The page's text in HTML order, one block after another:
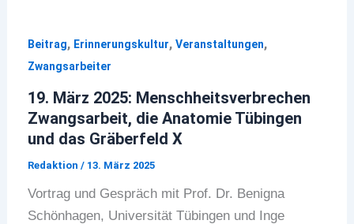
Beitrag, Erinnerungskultur, Veranstaltungen,
Zwangsarbeiter
19. März 2025: Menschheitsverbrechen
Zwangsarbeit, die Anatomie Tübingen
und das Gräberfeld X
Redaktion / 13. März 2025
Vortrag und Gespräch mit Prof. Dr. Benigna
Schönhagen, Universität Tübingen und Inge